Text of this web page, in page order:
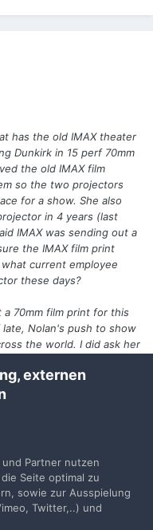
has the old IMAX theater
Dunkirk in 15 perf 70mm
the old IMAX film
so the two projectors
for a show. She also
in 4 years (last
IMAX was sending out a
the IMAX film print
current employee
these days?
70mm film print for this
Nolan's push to show
the world. I did ask her
it didn't sound like it will
whether they want to
Theater* gegangen, wo
Bestätigung, daß sie
zeigen. Offenbar
nicht, sondern bauten
und der andere
externen
Partner nutzen
Seite optimal zu
sowie zur Ausspielung
Twitter,..) und